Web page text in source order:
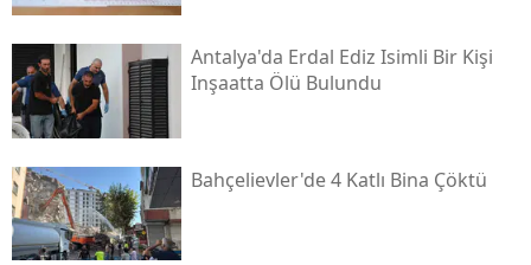
Antalya'da Erdal Ediz Isimli Bir Kişi
Inşaatta Ölü Bulundu
Bahçelievler'de 4 Katlı Bina Çöktü